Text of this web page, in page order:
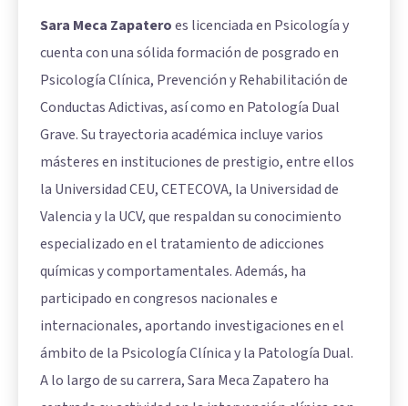
Sara Meca Zapateroes licenciada en Psicología y
cuenta con una sólida formación de posgrado en
Psicología Clínica, Prevención y Rehabilitación de
Conductas Adictivas, así como en Patología Dual
Grave. Su trayectoria académica incluye varios
másteres en instituciones de prestigio, entre ellos
la Universidad CEU, CETECOVA, la Universidad de
Valencia y la UCV, que respaldan su conocimiento
especializado en el tratamiento de adicciones
químicas y comportamentales. Además, ha
participado en congresos nacionales e
internacionales, aportando investigaciones en el
ámbito de la Psicología Clínica y la Patología Dual.
A lo largo de su carrera, Sara Meca Zapatero ha